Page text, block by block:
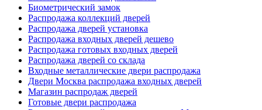
Биометрический замок
Распродажа коллекций дверей
Распродажа дверей установка
Распродажа входных дверей дешево
Распродажа готовых входных дверей
Распродажа дверей со склада
Входные металлические двери распродажа
Двери Москва распродажа входных дверей
Магазин распродаж дверей
Готовые двери распродажа